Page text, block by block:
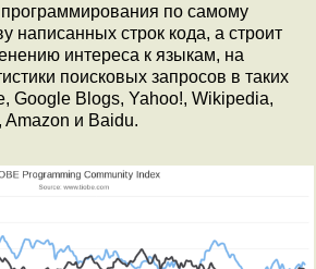
по самому
написанных строк кода, а строит
интереса к языкам, на
поисковых запросов в таких
Google Blogs, Yahoo!, Wikipedia,
Amazon и Baidu.